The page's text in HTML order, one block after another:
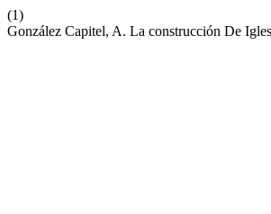
(1)
González Capitel, A. La construcción De